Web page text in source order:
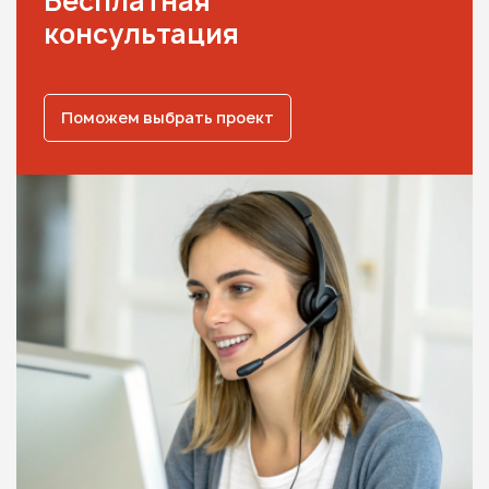
консультация
Поможем выбрать проект